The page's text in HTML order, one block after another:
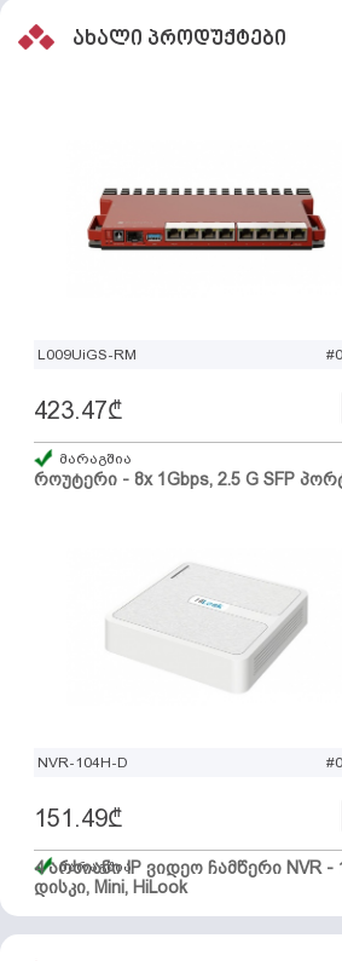
ახალი პროდუქტები
L009UiGS-RM
როუტერი - 8x 1Gbps, 2.5 G SFP
423.47₾
მარაგშია
NVR-104H-D
4 არხიანი IP ვიდეო ჩამწერი NVR -
დისკი, Mini, HiLook
151.49₾
მარაგშია